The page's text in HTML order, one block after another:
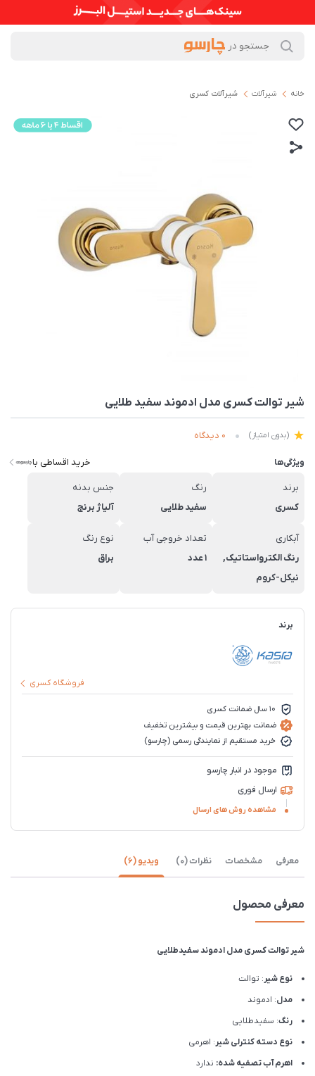
خانه شیرآلات شیرآلات کسری
شیر توالت کسری مدل ادموند سفید طلایی
(بدون امتیاز) 0 دیدگاه
ویژگی‌ها خرید اقساطی با
برند
کسری
رنگ
سفید طلایی
جنس بدنه
آلیاژ برنج
آبکاری
رنگ الکترواستاتیک,
نیکل-کروم
تعداد خروجی آب
1 عدد
نوع رنگ
براق
برند
فروشگاه کسری
10 سال ضمانت کسری
ضمانت بهترین قیمت و بیشترین تخفیف
خرید مستقیم از نمایندگی رسمی (چارسو)
موجود در انبار چارسو
ارسال فوری
مشاهده روش های ارسال
معرفی مشخصات نظرات (0) ویدیو (6)
معرفی محصول
شیر توالت کسری مدل ادموند سفیدطلایی
نوع شیر: توالت
مدل: ادموند
رنگ: سفیدطلایی
نوع دسته کنترلی شیر: اهرمی
اهرم آب تصفیه شده: ندارد